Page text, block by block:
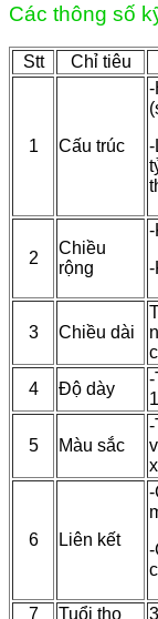
Các thông số
Stt Chỉ tiêu
1 Cấu trúc
-
-
2
Chiều
rộng
-
-
3 Chiều dài
4
Độ dày
-
5 Màu sắc
-
6 Liên kết
-
-
7 Tuổi thọ